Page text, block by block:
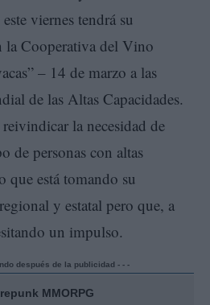
viernes tendrá su
la Cooperativa del Vino
– 14 de marzo a las
de las Altas Capacidades.
la necesidad de
de personas con altas
que está tomando su
y estatal pero que, a
un impulso.
después de la publicidad - - -
MMORPG